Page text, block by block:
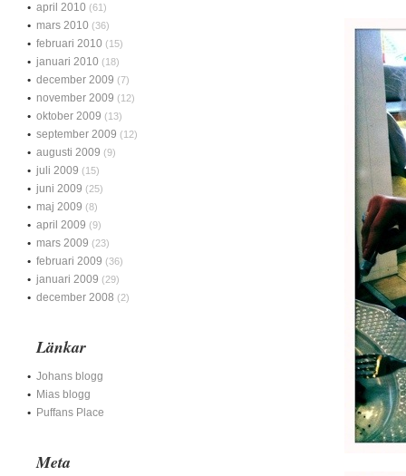
april 2010 (61)
mars 2010 (36)
februari 2010 (15)
januari 2010 (18)
december 2009 (7)
november 2009 (12)
oktober 2009 (13)
september 2009 (12)
augusti 2009 (9)
juli 2009 (15)
juni 2009 (25)
maj 2009 (8)
april 2009 (9)
mars 2009 (23)
februari 2009 (36)
januari 2009 (29)
december 2008 (2)
Länkar
Johans blogg
Mias blogg
Puffans Place
Meta